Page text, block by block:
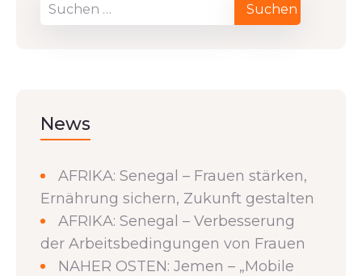
News
AFRIKA: Senegal – Frauen stärken,
Ernährung sichern, Zukunft gestalten
AFRIKA: Senegal – Verbesserung
der Arbeitsbedingungen von Frauen
NAHER OSTEN: Jemen – „Mobile